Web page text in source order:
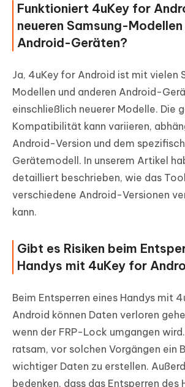
Funktioniert 4uKey for
neueren Samsung-
Android-Geräten?
Ja, 4uKey for Android ist mit vielen
Modellen und anderen Android-
einschließlich neuerer Modelle. Die
Kompatibilität kann variieren,
Android-Version und dem
Gerätemodell. In unserem Artikel
detailliert beschrieben, wie das
verschiedene Android-Versionen
kann.
Gibt es Risiken beim
Handys mit 4uKey for
Beim Entsperren eines Handys mit
Android können Daten verloren
wenn der FRP-Lock umgangen
ratsam, vor solchen Vorgängen ein
wichtiger Daten zu erstellen.
bedenken, dass das Entsperren des